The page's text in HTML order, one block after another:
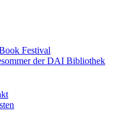
Festival
der DAI Bibliothek